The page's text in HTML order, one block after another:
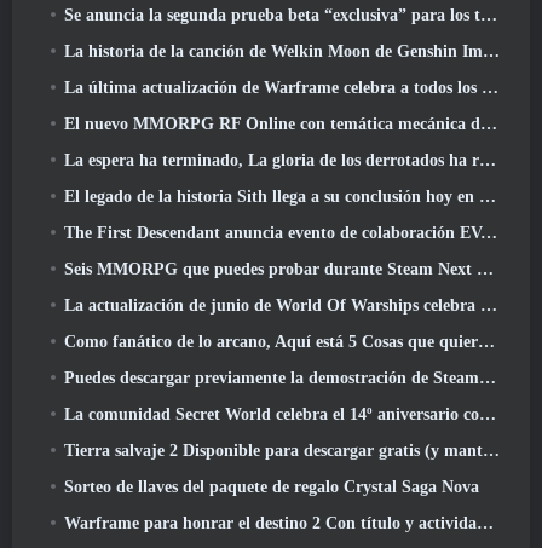
Se anuncia la segunda prueba beta “exclusiva” para los tomadores de tiempo del shooter de supervivencia en equipo
La historia de la canción de Welkin Moon de Genshin Impact llega y termina.. en la luna
La última actualización de Warframe celebra a todos los papás espaciales
El nuevo MMORPG RF Online con temática mecánica de Netmarble se lanza a nivel mundial
La espera ha terminado, La gloria de los derrotados ha regresado
El legado de la historia Sith llega a su conclusión hoy en la última actualización de SWTOR
The First Descendant anuncia evento de colaboración EVANGELION
Seis MMORPG que puedes probar durante Steam Next Fest
La actualización de junio de World Of Warships celebra el Día de la Independencia de EE. UU. con una nueva campaña narrativa
Como fanático de lo arcano, Aquí está 5 Cosas que quiero ver del MMO de Riot
Puedes descargar previamente la demostración de Steam Next Fest de Embers Of The Uncrowned Tomorrow
La comunidad Secret World celebra el 14º aniversario con un misterio que deberán resolver juntos
Tierra salvaje 2 Disponible para descargar gratis (y mantener) Por tiempo limitado
Sorteo de llaves del paquete de regalo Crystal Saga Nova
Warframe para honrar el destino 2 Con título y actividad especial en el juego